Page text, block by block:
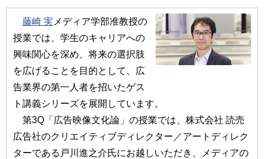
藤崎 実 メディア学部准教授の
授業では、学生のキャリアへの
興味関心を深め、将来の選択肢
を広げることを目的として、広
告業界の第一人者を招いたゲス
ト講義シリーズを展開しています。
第3Q「広告映像⽂化論」の授業では、株式会社 読売
広告社のクリエイティブディレクター／アートディレク
ターである戸川進之介氏にお越しいただき、メディアの